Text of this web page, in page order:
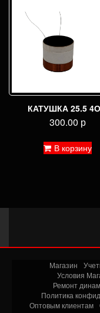
КАТУШКА 25.5
300.00 р
В корзину
Магазин
Условия
Ремонт
Политика
Оптовым клиентам